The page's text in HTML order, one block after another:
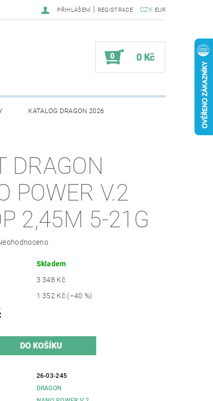
CZK EUR
PŘIHLÁŠENÍ | REGISTRACE
0 0 Kč
KATALOG DRAGON 2026
DRAGON
POWER V.2
2,45M 5-21G
Skladem
3 348 Kč
1 352 Kč (–40 %)
26-03-245
DRAGON